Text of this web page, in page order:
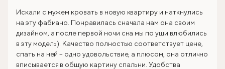
Искали с мужем кровать в новую квартиру и наткнулись
на эту фабиано. Понравилась сначала нам она своим
дизайном, а после первой ночи сна мы по уши влюбились
в эту модель). Качество полностью соответствует цене,
спать на ней – одно удовольствие, а плюсом, она отлично
вписывается в общую картину спальни. Удобства